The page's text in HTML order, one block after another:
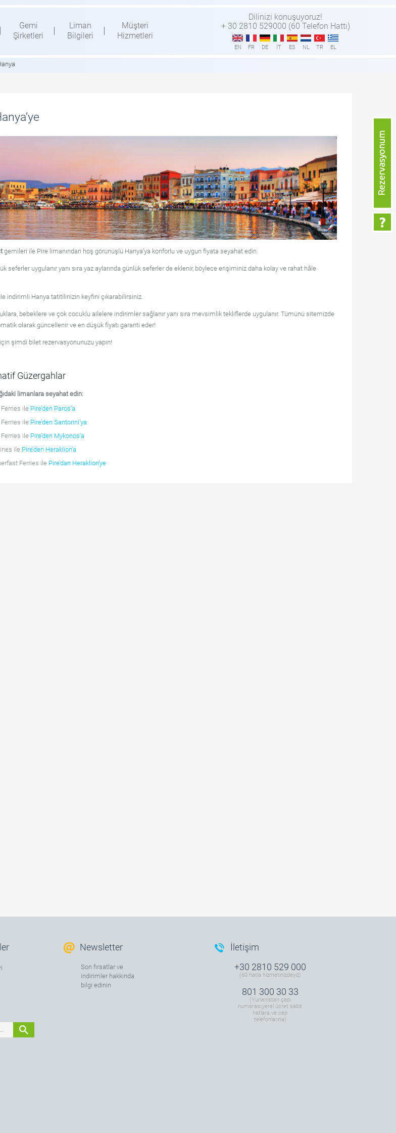
Gemi
Şirketleri
Liman
Bilgileri
Müşteri
Hizmetleri
Dilinizi konuşuyoruz!
+ 30 2810 529000 (60 Telefon Hattı)
EN FR DE IT ES NL TR EL
gemileri ile Pire limanından hoş görünüşlü Hanya’ya konforlu ve uygun fiyata seyahat edin.
seferler uygulanır yanı sıra yaz aylarında günlük seferler de eklenir, böylece erişiminiz daha kolay ve rahat hâle
ile indirimli Hanya tatitilinizin keyfini çıkarabilirsiniz.
bebeklere ve çok cocuklu ailelere indirimler sağlanır yanı sıra mevsimlik tekliflerde uygulanır. Tümünü sitemizde
olarak güncellenir ve en düşük fiyatı garanti eder!
şimdi bilet rezervasyonunuzu yapın!
Güzergahlar
limanlara seyahat edin:
ile Pire’den Paros’a
ile Pire’den Santorini’ya
ile Pire’den Mykonos’a
ile Pire’den Heraklion’a
Ferries ile Pire’dan Heraklion’ye
Newsletter
Son fırsatlar ve
indirimler hakkında
bilgi edinin
İletişim
+30 2810 529 000
(60 hatla hizmetinizdeyiz)
801 300 30 33
(Yunanistan çapı
numarası,yerel ücret sabit
hatlara ve cep
telefonlarına)